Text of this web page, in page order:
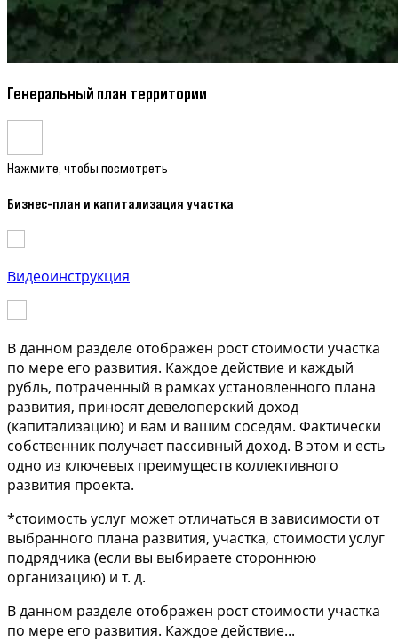
Генеральный план территории
Нажмите, чтобы посмотреть
Бизнес-план и капитализация участка
Видеоинструкция
В данном разделе отображен рост стоимости участка
по мере его развития. Каждое действие и каждый
рубль, потраченный в рамках установленного плана
развития, приносят девелоперский доход
(капитализацию) и вам и вашим соседям. Фактически
собственник получает пассивный доход. В этом и есть
одно из ключевых преимуществ коллективного
развития проекта.
*стоимость услуг может отличаться в зависимости от
выбранного плана развития, участка, стоимости услуг
подрядчика (если вы выбираете стороннюю
организацию) и т. д.
В данном разделе отображен рост стоимости участка
по мере его развития. Каждое действие...